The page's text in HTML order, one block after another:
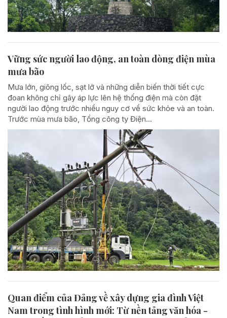
Vững sức người lao động, an toàn dòng điện mùa
mưa bão
Mưa lớn, giông lốc, sạt lở và những diễn biến thời tiết cực
đoan không chỉ gây áp lực lên hệ thống điện mà còn đặt
người lao động trước nhiều nguy cơ về sức khỏe và an toàn.
Trước mùa mưa bão, Tổng công ty Điện...
Quan điểm của Đảng về xây dựng gia đình Việt
Nam trong tình hình mới: Từ nền tảng văn hóa -